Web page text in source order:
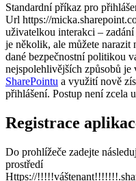
Standardní příkaz pro
Url https://
uživatelkou interakci –
je několik, ale můžete narazit
dané bezpečnostní politikou
nejspolehlivějších způsobů
SharePointu a využití nově
přihlášení. Postup není zcela
Registrace
Do prohlížeče zadejte
prostředí
Https://